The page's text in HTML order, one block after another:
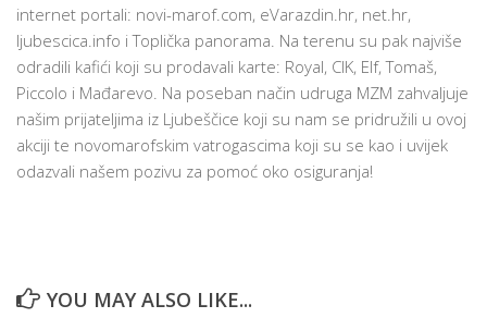
internet portali: novi-marof.com, eVarazdin.hr, net.hr,
ljubescica.info i Toplička panorama. Na terenu su pak najviše
odradili kafići koji su prodavali karte: Royal, CIK, Elf, Tomaš,
Piccolo i Mađarevo. Na poseban način udruga MZM zahvaljuje
našim prijateljima iz Ljubeščice koji su nam se pridružili u ovoj
akciji te novomarofskim vatrogascima koji su se kao i uvijek
odazvali našem pozivu za pomoć oko osiguranja!
YOU MAY ALSO LIKE...